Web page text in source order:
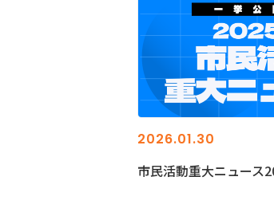
2026.01.30
市民活動重大ニュース